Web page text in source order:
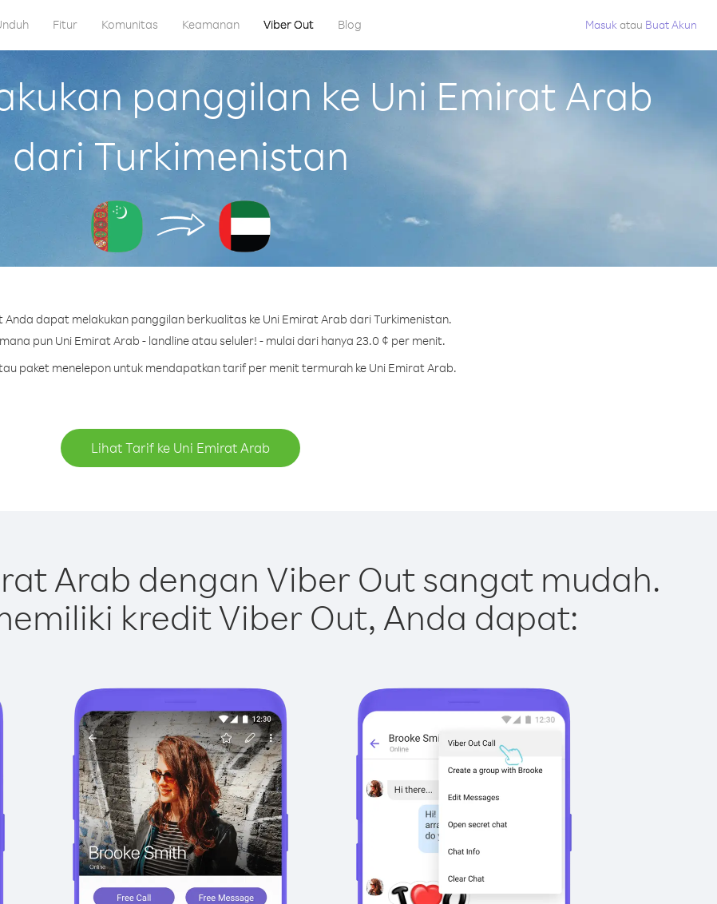
Fitur Komunitas Keamanan Viber Out Blog Masuk atau Buat Akun
panggilan ke Uni Emirat Arab
dari Turkimenistan
Anda dapat melakukan panggilan berkualitas ke Uni Emirat Arab dari Turkimenistan.
pun Uni Emirat Arab - landline atau seluler! - mulai dari hanya 23.0 ¢ per menit.
paket menelepon untuk mendapatkan tarif per menit termurah ke Uni Emirat Arab.
Lihat Tarif ke Uni Emirat Arab
Arab dengan Viber Out sangat mudah.
kredit Viber Out, Anda dapat: